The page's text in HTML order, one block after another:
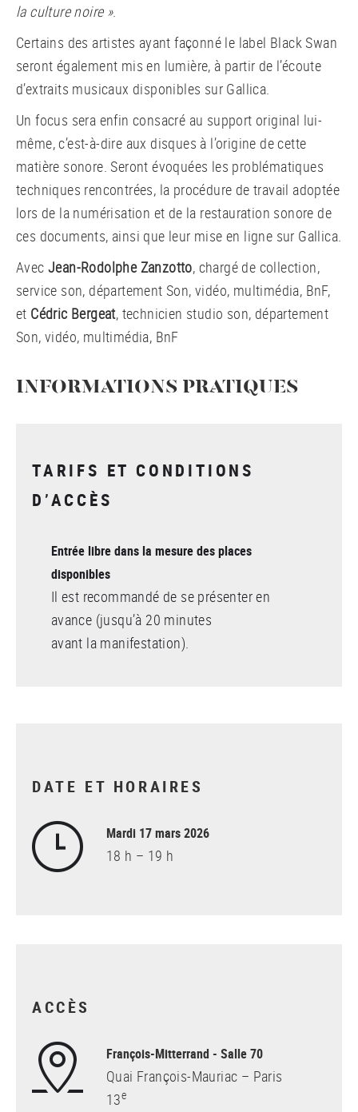
la culture noire ».
Certains des artistes ayant façonné le label Black Swan
seront également mis en lumière, à partir de l’écoute
d’extraits musicaux disponibles sur Gallica.
Un focus sera enfin consacré au support original lui-
même, c’est-à-dire aux disques à l’origine de cette
matière sonore. Seront évoquées les problématiques
techniques rencontrées, la procédure de travail adoptée
lors de la numérisation et de la restauration sonore de
ces documents, ainsi que leur mise en ligne sur Gallica.
Avec Jean-Rodolphe Zanzotto, chargé de collection,
service son, département Son, vidéo, multimédia, BnF,
et Cédric Bergeat, technicien studio son, département
Son, vidéo, multimédia, BnF
INFORMATIONS PRATIQUES
TARIFS ET CONDITIONS
D’ACCÈS
Entrée libre dans la mesure des places
disponibles
Il est recommandé de se présenter en
avance (jusqu’à 20 minutes
avant la manifestation).
DATE ET HORAIRES
Mardi 17 mars 2026
18 h – 19 h
ACCÈS
François-Mitterrand - Salle 70
Quai François-Mauriac – Paris
13e